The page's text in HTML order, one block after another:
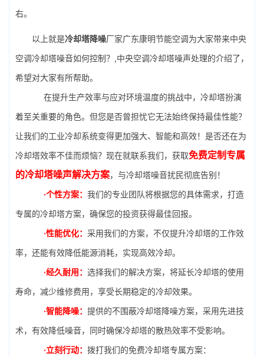
右。
以上就是冷却塔降噪厂家广东康明节能空调为大家带来中央
空调冷却塔噪音如何控制？,中央空调冷却塔噪声处理的介绍了，
希望对大家有所帮助。
在提升生产效率与应对环境温度的挑战中，冷却塔扮演
着至关重要的角色。但您是否曾担忧它无法始终保持最佳性能？
让我们的工业冷却系统变得更加强大、智能和高效！是否还在为
冷却塔效率不佳而烦恼？现在就联系我们，获取免费定制专属
的冷却塔噪声解决方案，与冷却塔噪音扰民彻底告别！
·个性方案： 我们的专业团队将根据您的具体需求，打造
专属的冷却塔方案，确保您的投资获得最佳回报。
·性能优化： 采用我们的方案，不仅提升冷却塔的工作效
率，还能有效降低能源消耗，实现高效冷却。
·经久耐用： 选择我们的解决方案，将延长冷却塔的使用
寿命，减少维修费用，享受长期稳定的冷却效果。
·智能降噪： 提供的不围蔽冷却塔降噪方案，采用先进技
术，有效降低噪音，同时确保冷却塔的散热效率不受影响。
·立刻行动： 拨打我们的免费冷却塔专属方案：